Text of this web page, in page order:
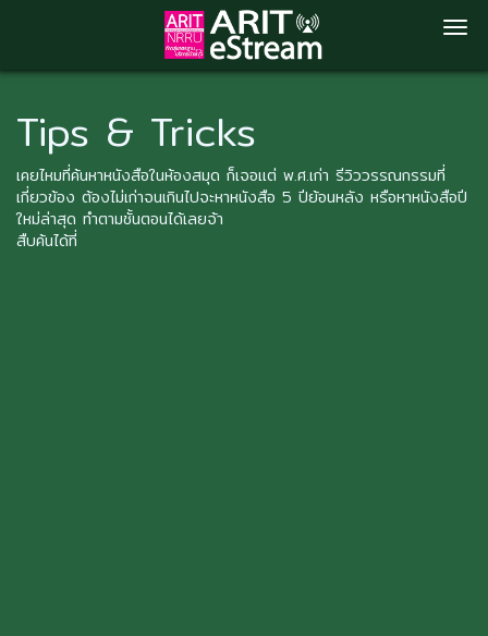
Skip
main
content
Tips & Tricks
เคยไหมที่ค้นหาหนังสือในห้องสมุด ก็เจอแต่ พ.ศ.เก่า รีวิววรรณกรรมที่
เกี่ยวข้อง ต้องไม่เก่าจนเกินไปจะหาหนังสือ 5 ปีย้อนหลัง หรือหาหนังสือปี
ใหม่ล่าสุด ทำตามชั้นตอนได้เลยจ้า
สืบค้นได้ที่